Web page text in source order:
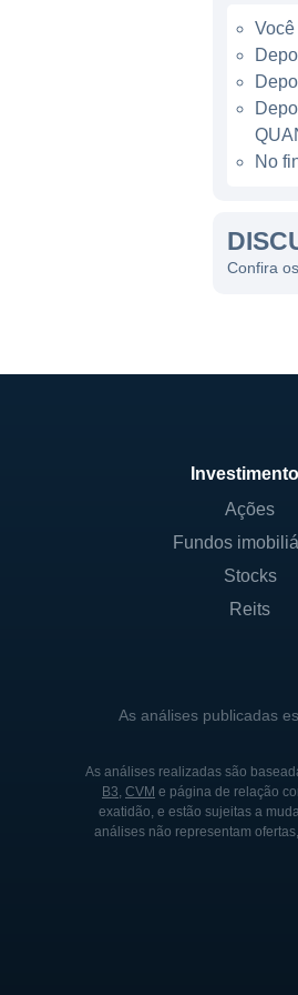
para
A
Os
a
A
Ao
de
No
Confira
Ações
Fundos
Stocks
Reits
As análises publicadas
As análises realizadas são
B3, CVM e página de relação
exatidão, e estão sujeitas a
análises não representam